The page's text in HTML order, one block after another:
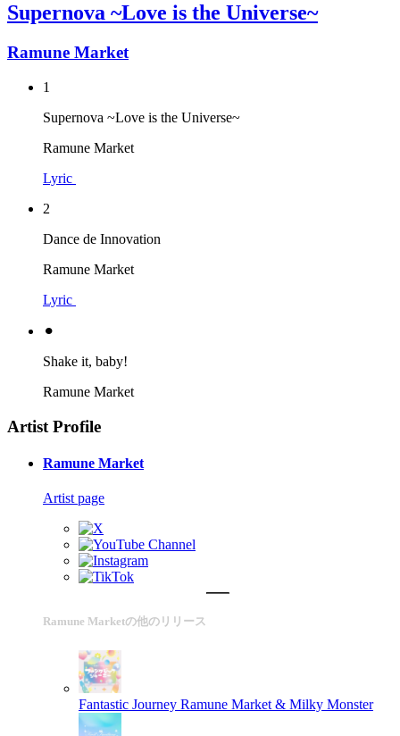
Supernova ~Love is the Universe~
Ramune Market
1
Supernova ~Love is the Universe~
Ramune Market
Lyric
2
Dance de Innovation
Ramune Market
Lyric
⚫︎
Shake it, baby!
Ramune Market
Artist Profile
Ramune Market
Artist page
Ramune Marketの他のリリース
Fantastic Journey Ramune Market & Milky Monster